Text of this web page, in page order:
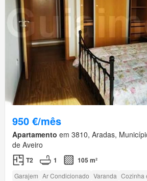
950 €/mês
Apartamento em 3810, Aradas,
de Aveiro
T2 1 105 m²
Garajem Ar Condicionado Varanda Cozinha